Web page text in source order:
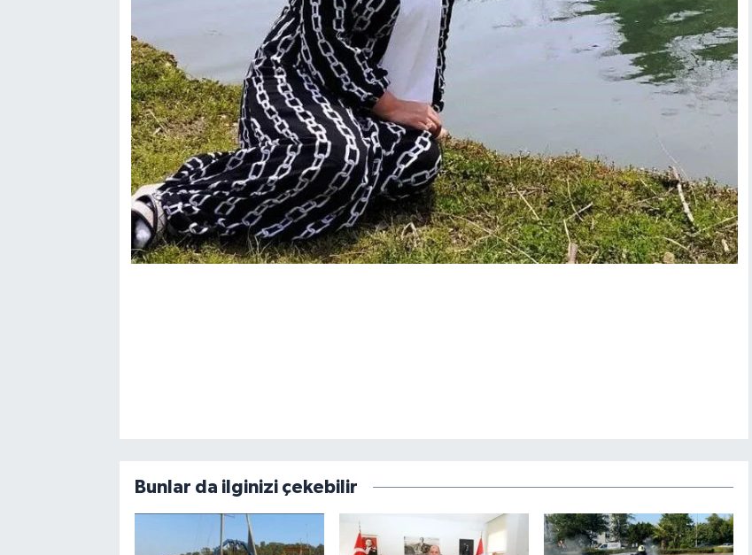
Bunlar da ilginizi çekebilir